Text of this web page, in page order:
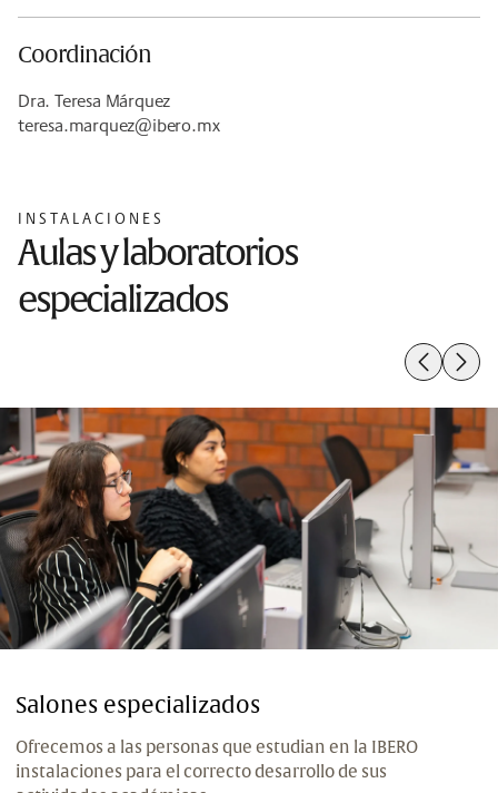
Coordinación
Dra. Teresa Márquez
teresa.marquez@ibero.mx
INSTALACIONES
Aulas y laboratorios
especializados
Salones especializados
Ofrecemos a las personas que estudian en la IBERO
instalaciones para el correcto desarrollo de sus